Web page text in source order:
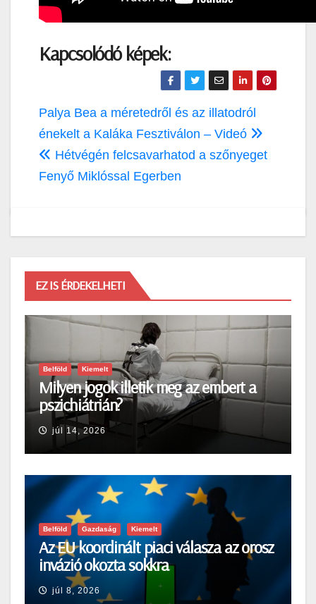
Kapcsolódó képek:
Bejegyzés
navigáció
Palya Bea a méretedről és az illatodról
énekelt a Kaláka Fesztiválon – Videó
Hétvégén felcsavarhatod a szőnyeget
Fenyő Miklóssal Egerben
EZ IS ÉRDEKELHETI
Belföld Kiemelt
Milyen jogok illetik meg az embert a
pszichiátrián?
júl 14, 2026
Belföld Gazdaság Kiemelt
Az EU koordinált piaci válasza az orosz
invázió okozta sokkra
júl 8, 2026